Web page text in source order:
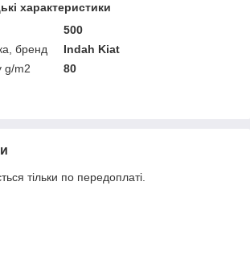
характеристики
500
бренд
Indah Kiat
g/m2
80
тільки по передоплаті.